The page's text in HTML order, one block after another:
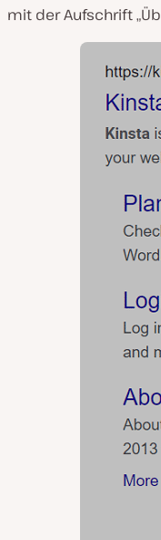
mit der Aufschrift